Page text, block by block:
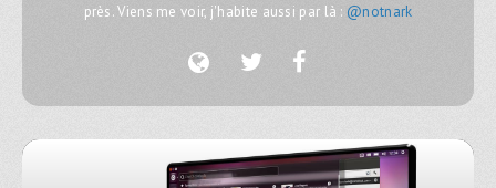
près. Viens me voir, j'habite aussi par là : @notnark